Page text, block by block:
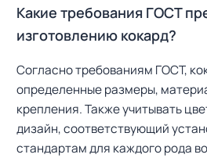
Какие требования ГОСТ
изготовлению кокард?
Согласно требованиям ГОСТ,
определенные размеры,
крепления. Также учитывать
дизайн, соответствующий
стандартам для каждого рода